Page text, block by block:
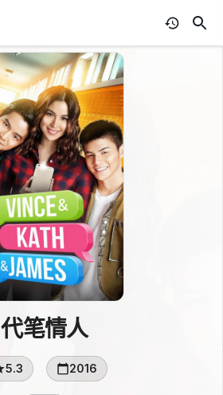
代笔情人
5.3 2016